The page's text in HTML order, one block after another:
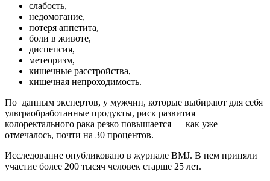
слабость,
недомогание,
потеря аппетита,
боли в животе,
диспепсия,
метеоризм,
кишечные расстройства,
кишечная непроходимость.
По данным экспертов, у мужчин, которые выбирают для себя
ультраобработанные продукты, риск развития
колоректального рака резко повышается — как уже
отмечалось, почти на 30 процентов.
Исследование опубликовано в журнале BMJ. В нем приняли
участие более 200 тысяч человек старше 25 лет.